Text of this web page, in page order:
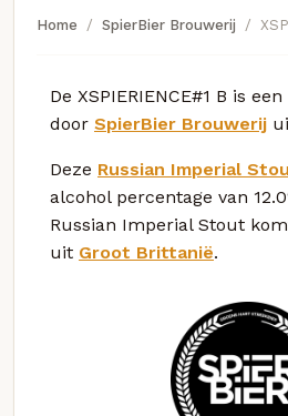
Home SpierBier Brouwerij
De XSPIERIENCE#1 B is
door SpierBier Brouwerij
Deze Russian Imperial
alcohol percentage van
Russian Imperial Stout
uit Groot Brittanië.